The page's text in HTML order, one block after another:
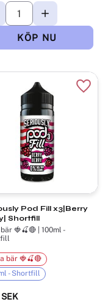
Pod Fill x3|Berry
Shortfill
🍓🍒🔴 | 100ml -
SEK
bär 🍓🍒🔴
- Shortfill